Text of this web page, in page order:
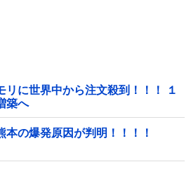
リに世界中から注文殺到！！！ １
築へ
本の爆発原因が判明！！！！